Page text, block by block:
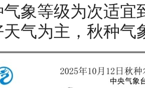
象等级为次适宜
气为主，秋种气